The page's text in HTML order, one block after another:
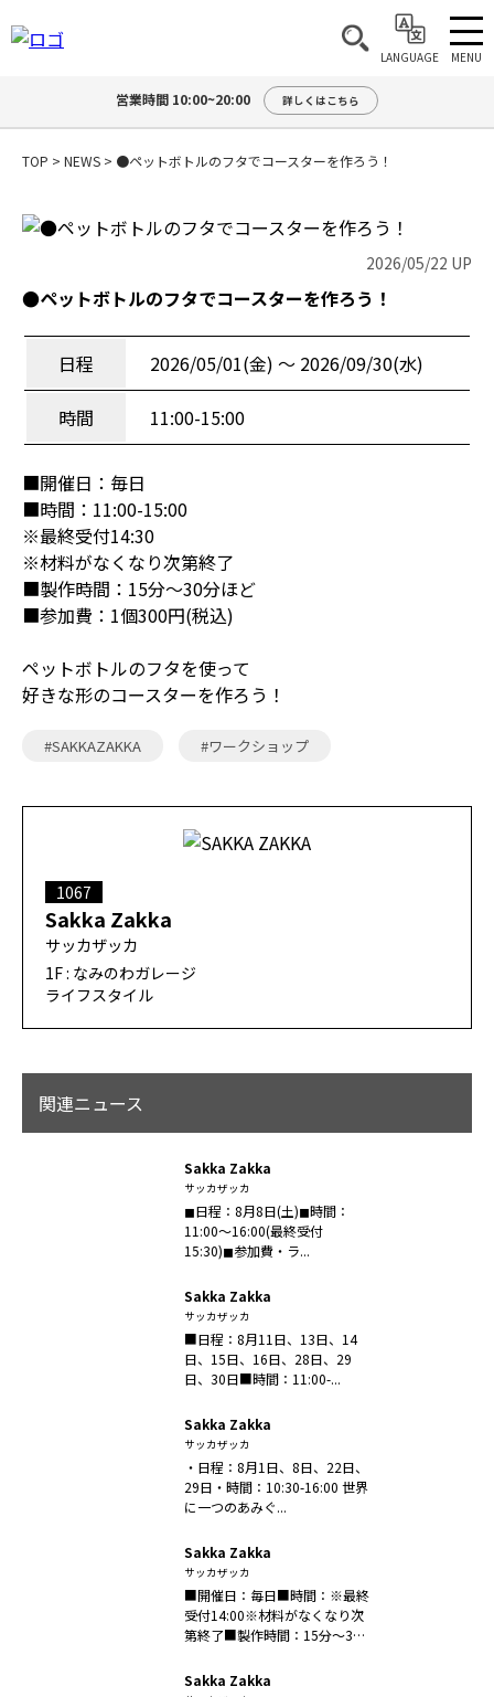
LANGUAGE MENU
営業時間 10:00~20:00 詳しくはこちら
TOP > NEWS > ●ペットボトルのフタでコースターを作ろう！
2026/05/22 UP
●ペットボトルのフタでコースターを作ろう！
日程 2026/05/01(金) 〜 2026/09/30(水)
時間 11:00-15:00
■開催日：毎日
■時間：11:00-15:00
※最終受付14:30
※材料がなくなり次第終了
■製作時間：15分〜30分ほど
■参加費：1個300円(税込)
ペットボトルのフタを使って
好きな形のコースターを作ろう！
#SAKKAZAKKA #ワークショップ
1067
Sakka Zakka
サッカザッカ
1F : なみのわガレージ
ライフスタイル
関連ニュース
Sakka Zakka
サッカザッカ
⁡◼︎日程：8月8日(土)◼︎時間：
11:00〜16:00(最終受付
15:30)◼︎参加費・ラ...
Sakka Zakka
サッカザッカ
■日程：8月11日、13日、14
日、15日、16日、28日、29
日、30日■時間：11:00-...
Sakka Zakka
サッカザッカ
・日程：8月1日、8日、22日、
29日・時間：10:30-16:00 世界
に一つのあみぐ...
Sakka Zakka
サッカザッカ
■開催日：毎日■時間：※最終
受付14:00※材料がなくなり次
第終了■製作時間：15分〜30
Sakka Zakka